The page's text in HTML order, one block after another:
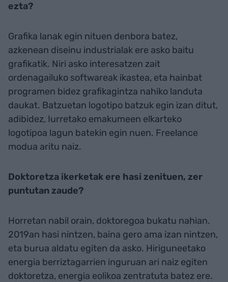
ezta?
Grafika lanak egin nituen denbora batez,
azkenean diseinu industrialak ere asko baitu
grafikatik. Niri asko interesatzen zait
ordenagailuko softwareak ikastea, eta hainbat
programen bidez grafikagintza nahiko landuta
daukat. Batzuetan logotipo batzuk egin izan ditut,
adibidez, Iurretako emakumeen elkarteko
logotipoa lagun batekin egin nuen. Freelance
modua aritu naiz.
Doktoretza ikerketak ere hasi zenituen, zer
puntutan zaude?
Horretan nabil orain, doktoregoa bukatu nahian.
2019an hasi nintzen, baina gero ama izan nintzen,
eta burua aldatu egiten da asko. Hiriguneetako
energia berriztagarrien inguruan ari naiz egiten
doktoretza, energia eolikoa zentratuta batez ere.